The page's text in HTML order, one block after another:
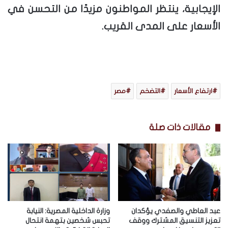
الإيجابية، ينتظر المواطنون مزيدًا من التحسن في
الأسعار على المدى القريب.
ارتفاع الأسعار التضخم مصر
مقالات ذات صلة
عبد العاطي والصفدي يؤكدان
تعزيز التنسيق المشترك ووقف
وزارة الداخلية المصرية: النيابة
تحبس شخصين بتهمة انتحال